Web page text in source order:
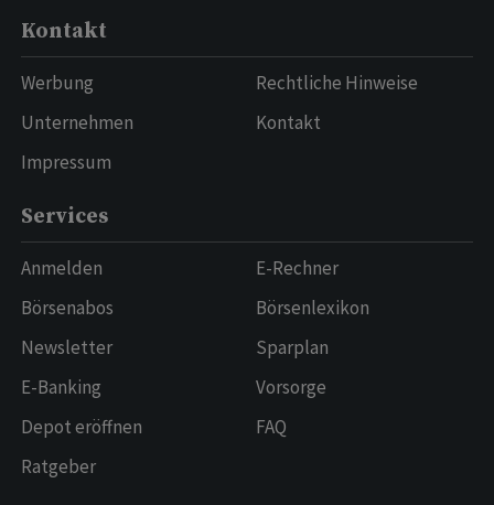
Kontakt
Werbung
Unternehmen
Impressum
Rechtliche Hinweise
Kontakt
Services
Anmelden
Börsenabos
Newsletter
E-Banking
Depot eröffnen
Ratgeber
E-Rechner
Börsenlexikon
Sparplan
Vorsorge
FAQ